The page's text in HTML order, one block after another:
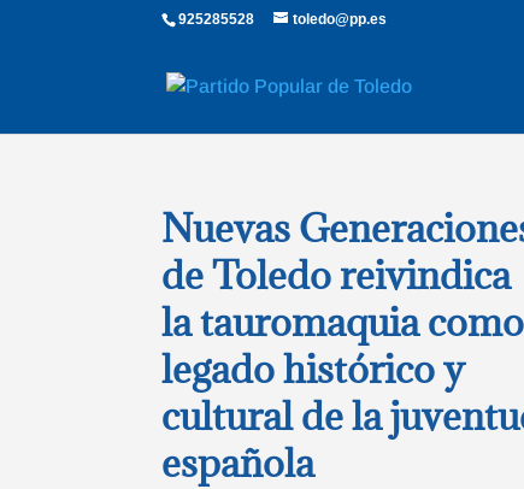
925285528 toledo@pp.es
Nuevas
de Toledo reivindica
la tauromaquia como
legado histórico y
cultural de la
española